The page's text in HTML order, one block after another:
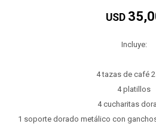
USD
Incluye:
4 tazas de café
4 platillos
4 cucharitas
1 soporte dorado metálico con